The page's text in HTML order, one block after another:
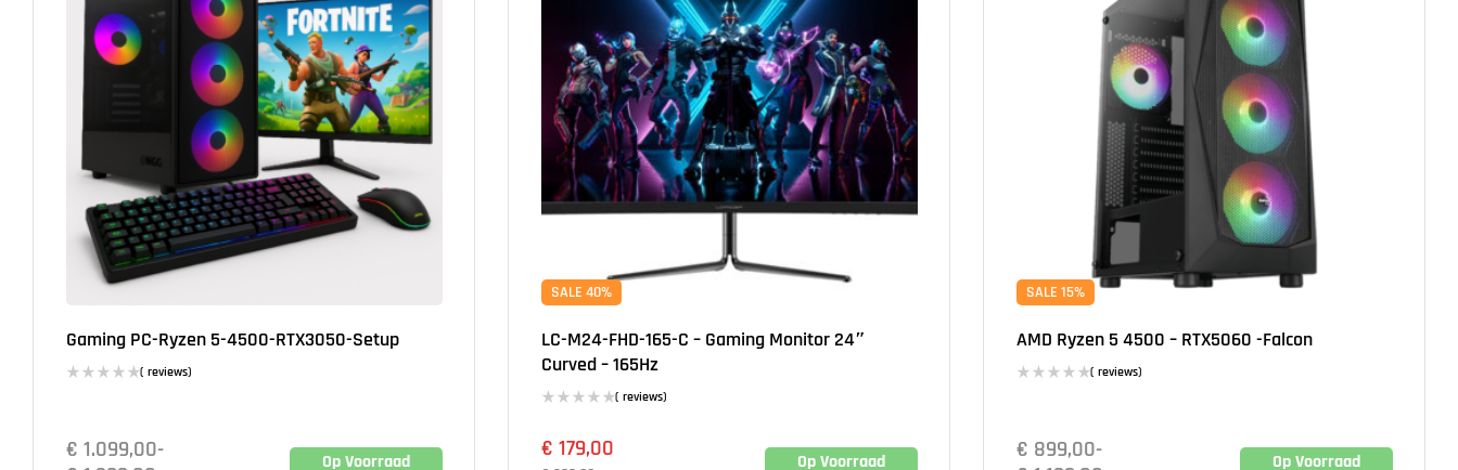
Gaming PC-Ryzen 5-4500-RTX3050-Setup
( reviews)
€ 1.099,00-
Op Voorraad
SALE 40%
LC-M24-FHD-165-C – Gaming Monitor 24″
Curved – 165Hz
( reviews)
€ 179,00 Op Voorraad
SALE 15%
AMD Ryzen 5 4500 – RTX5060 -Falcon
( reviews)
€ 899,00-
Op Voorraad